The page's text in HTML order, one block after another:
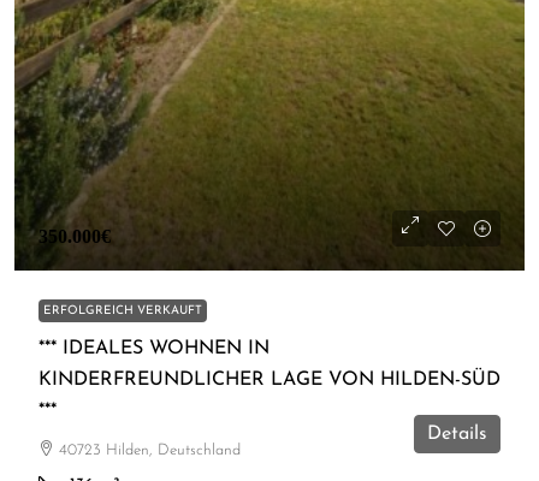
350.000€
ERFOLGREICH VERKAUFT
*** IDEALES WOHNEN IN
KINDERFREUNDLICHER LAGE VON HILDEN-SÜD
***
40723 Hilden, Deutschland
Details